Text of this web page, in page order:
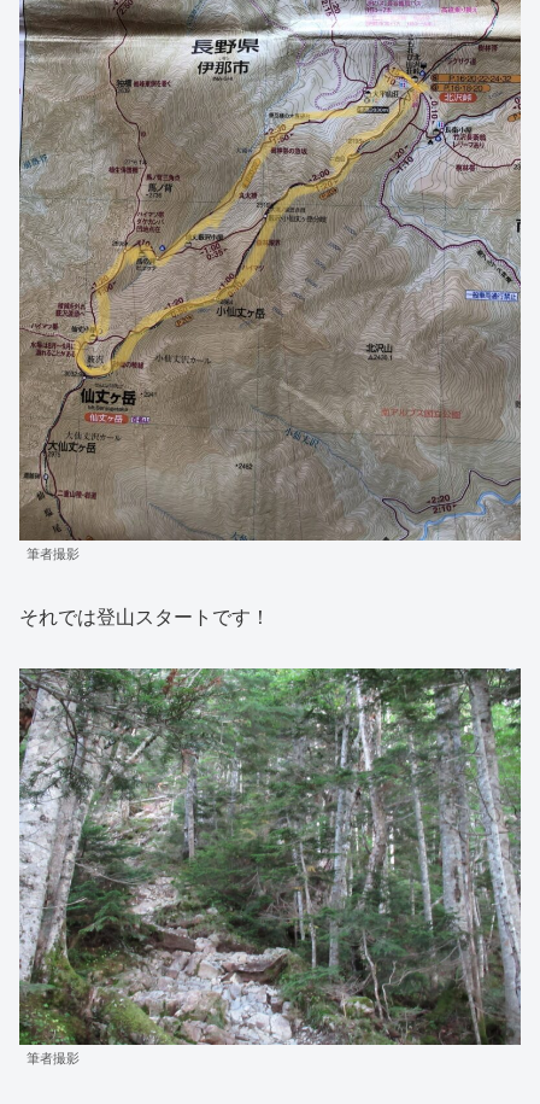
筆者撮影
それでは登山スタートです！
筆者撮影